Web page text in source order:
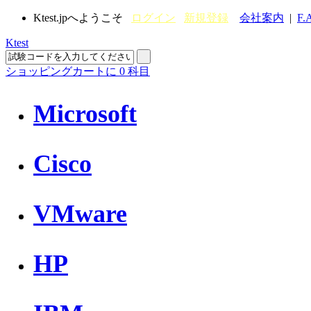
Ktest.jpへようこそ ログイン 新規登録 会社案内 |
Ktest
ショッピングカートに 0 科目
Microsoft
Cisco
VMware
HP